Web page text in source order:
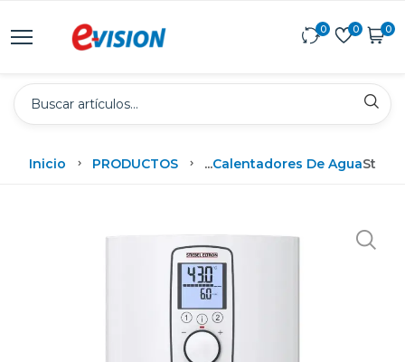
0 0 0
Inicio PRODUCTOS ...Calentadores De Agua